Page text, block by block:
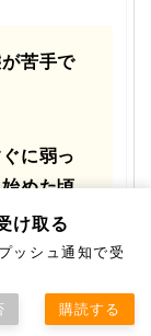
苦手で
に弱っ
めた頃
け取る
ッシュ通知で受
購読する